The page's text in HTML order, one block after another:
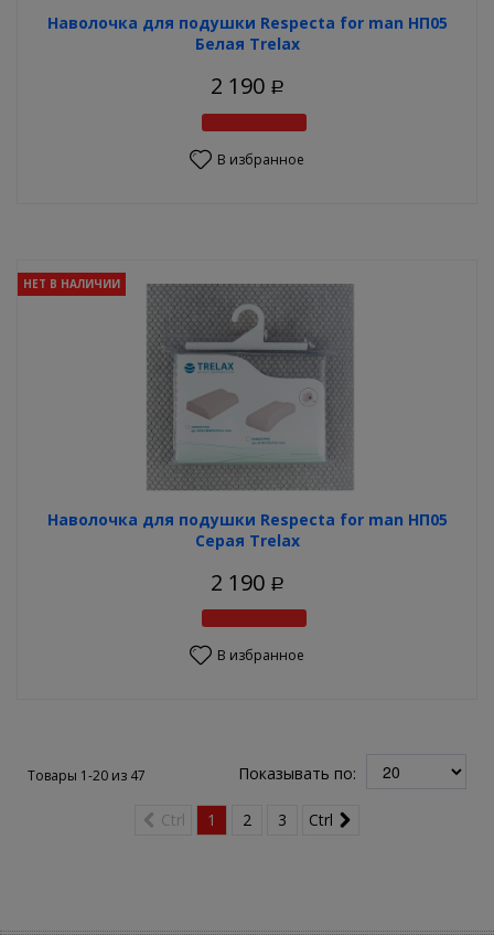
Наволочка для подушки Respecta for man НП05
Белая Trelax
2 190 Р
В избранное
Наволочка для подушки Respecta for man НП05
Серая Trelax
НЕТ В НАЛИЧИИ
2 190 Р
В избранное
Показывать по:
Товары 1-20 из 47
Ctrl 1 2 3 Ctrl